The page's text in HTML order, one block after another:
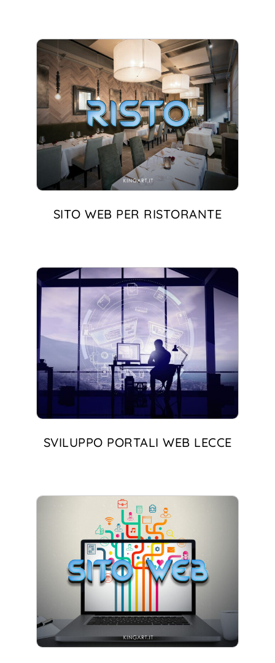
SITO WEB PER RISTORANTE
SVILUPPO PORTALI WEB LECCE